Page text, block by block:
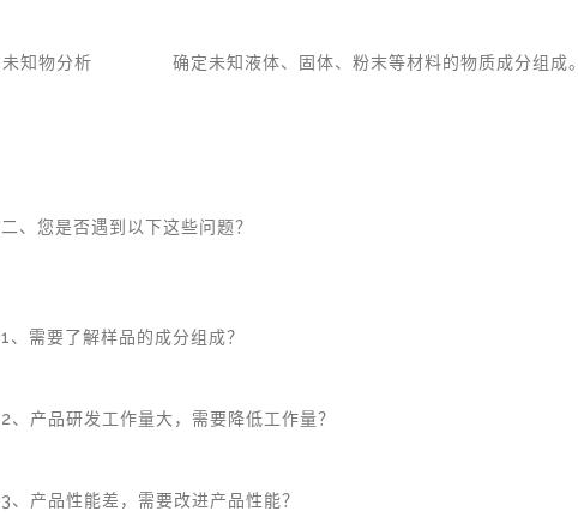
未知物分析 确定未知液体、固体、粉末等材料的物质成分组成。
二、您是否遇到以下这些问题？
1、需要了解样品的成分组成？
2、产品研发工作量大，需要降低工作量？
3、产品性能差，需要改进产品性能？